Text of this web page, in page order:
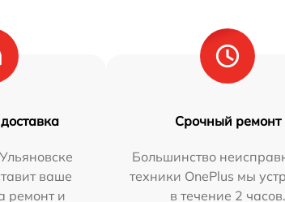
ваше
ремонт и
Срочный ремонт
Большинство
техники OnePlus мы
в течение 2 часов.